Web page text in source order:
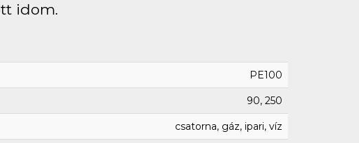
idom.
PE100
90, 250
csatorna, gáz, ipari, víz